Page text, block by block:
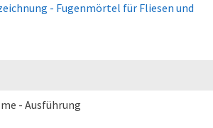
- Fugenmörtel für Fliesen und
- Ausführung